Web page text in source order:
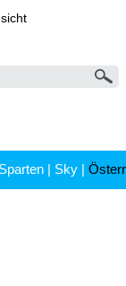
| Sky |